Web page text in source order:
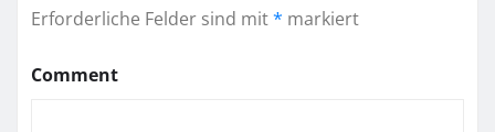
Erforderliche Felder sind mit* markiert
Comment